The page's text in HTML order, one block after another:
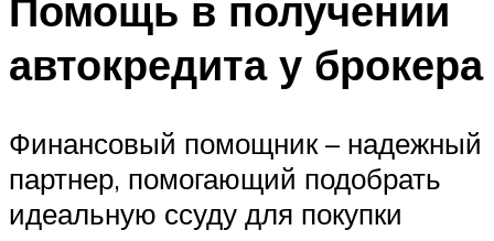
автокредита у брокера
Финансовый помощник – надежный
партнер, помогающий подобрать
идеальную ссуду для покупки